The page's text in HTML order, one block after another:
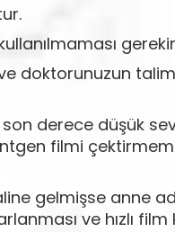
doktorunuzun
derece düşük
filmi
gelmişse anne
ve hızlı film